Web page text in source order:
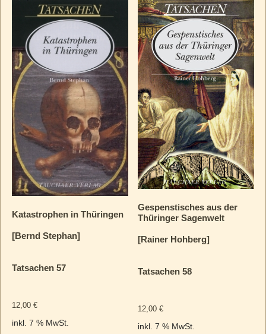
Katastrophen in Thüringen
[Bernd Stephan]
Tatsachen 57
12,00 €
inkl. 7 % MwSt.
Gespenstisches aus der
Thüringer Sagenwelt
[Rainer Hohberg]
Tatsachen 58
12,00€
inkl. 7 % MwSt.